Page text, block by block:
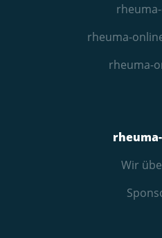
rheuma-
rheuma-
Wir